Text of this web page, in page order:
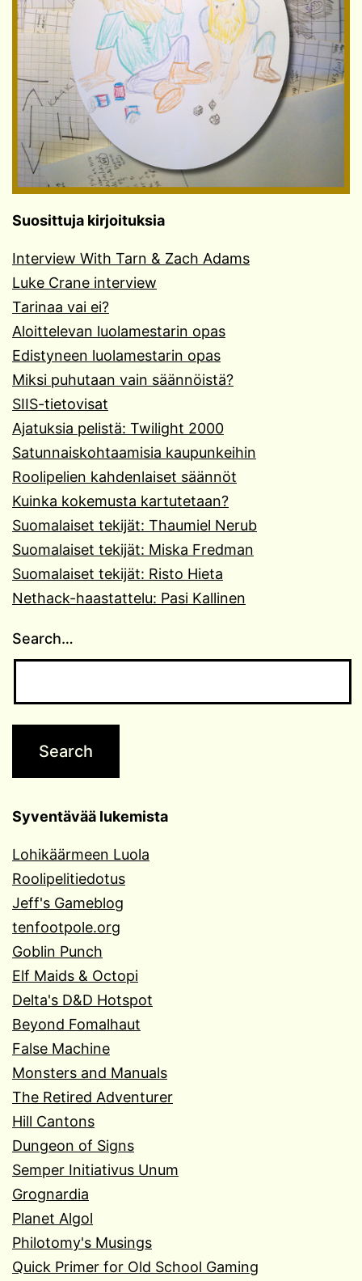
Suosittuja kirjoituksia
Interview With Tarn & Zach Adams
Luke Crane interview
Tarinaa vai ei?
Aloittelevan luolamestarin opas
Edistyneen luolamestarin opas
Miksi puhutaan vain säännöistä?
SIIS-tietovisat
Ajatuksia pelistä: Twilight 2000
Satunnaiskohtaamisia kaupunkeihin
Roolipelien kahdenlaiset säännöt
Kuinka kokemusta kartutetaan?
Suomalaiset tekijät: Thaumiel Nerub
Suomalaiset tekijät: Miska Fredman
Suomalaiset tekijät: Risto Hieta
Nethack-haastattelu: Pasi Kallinen
Search…
Syventävää lukemista
Lohikäärmeen Luola
Roolipelitiedotus
Jeff's Gameblog
tenfootpole.org
Goblin Punch
Elf Maids & Octopi
Delta's D&D Hotspot
Beyond Fomalhaut
False Machine
Monsters and Manuals
The Retired Adventurer
Hill Cantons
Dungeon of Signs
Semper Initiativus Unum
Grognardia
Planet Algol
Philotomy's Musings
Quick Primer for Old School Gaming